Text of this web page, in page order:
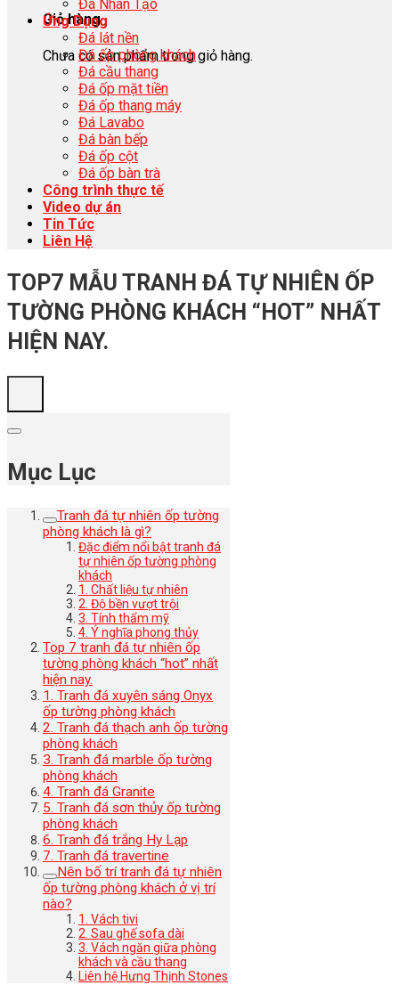
Giỏ hàng
Chưa có sản phẩm trong giỏ hàng.
Đá Nhân Tạo
Ứng Dụng
Đá lát nền
Đá ốp phòng khách
Đá cầu thang
Đá ốp mặt tiền
Đá ốp thang máy
Đá Lavabo
Đá bàn bếp
Đá ốp cột
Đá ốp bàn trà
Công trình thực tế
Video dự án
Tin Tức
Liên Hệ
TOP7 MẪU TRANH ĐÁ TỰ NHIÊN ỐP
TƯỜNG PHÒNG KHÁCH “HOT” NHẤT
HIỆN NAY.
Mục Lục
Tranh đá tự nhiên ốp tường
phòng khách là gì?
Đặc điểm nổi bật tranh đá
tự nhiên ốp tường phòng
khách
1. Chất liệu tự nhiên
2. Độ bền vượt trội
3. Tính thẩm mỹ
4. Ý nghĩa phong thủy
Top 7 tranh đá tự nhiên ốp
tường phòng khách “hot” nhất
hiện nay.
1. Tranh đá xuyên sáng Onyx
ốp tường phòng khách
2. Tranh đá thạch anh ốp tường
phòng khách
3. Tranh đá marble ốp tường
phòng khách
4. Tranh đá Granite
5. Tranh đá sơn thủy ốp tường
phòng khách
6. Tranh đá trắng Hy Lạp
7. Tranh đá travertine
Nên bố trí tranh đá tự nhiên
ốp tường phòng khách ở vị trí
nào?
1. Vách tivi
2. Sau ghế sofa dài
3. Vách ngăn giữa phòng
khách và cầu thang
Liên hệ Hưng Thịnh Stones